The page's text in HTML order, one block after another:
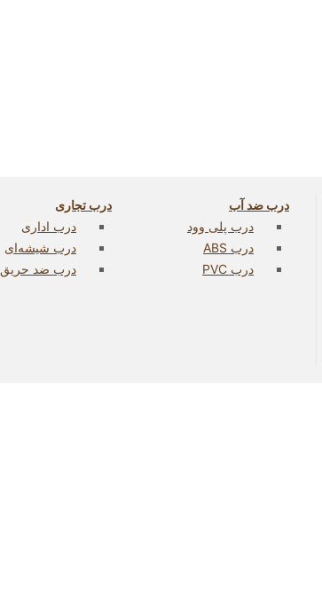
درب ضد آب
درب پلی وود
درب ABS
درب PVC
درب تجاری
درب اداری
درب شیشه‌ای
درب ضد حریق